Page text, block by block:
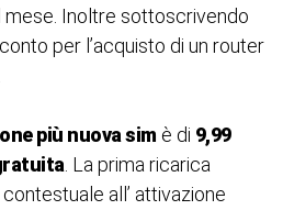
mese. Inoltre sottoscrivendo
per l’acquisto di un router
più nuova sim è di 9,99
. La prima ricarica
all’ attivazione